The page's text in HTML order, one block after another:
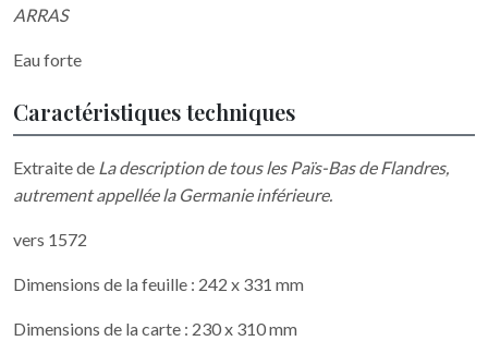
ARRAS
Eau forte
Caractéristiques techniques
Extraite de La description de tous les Païs-Bas de Flandres,
autrement appellée la Germanie inférieure.
vers 1572
Dimensions de la feuille : 242 x 331 mm
Dimensions de la carte : 230 x 310 mm